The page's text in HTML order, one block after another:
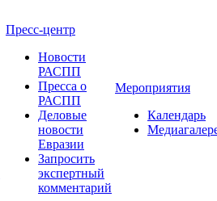
Пресс-центр
Новости
РАСПП
Пресса о
РАСПП
Деловые
новости
Евразии
Запросить
экспертный
комментарий
Мероприятия
Календарь